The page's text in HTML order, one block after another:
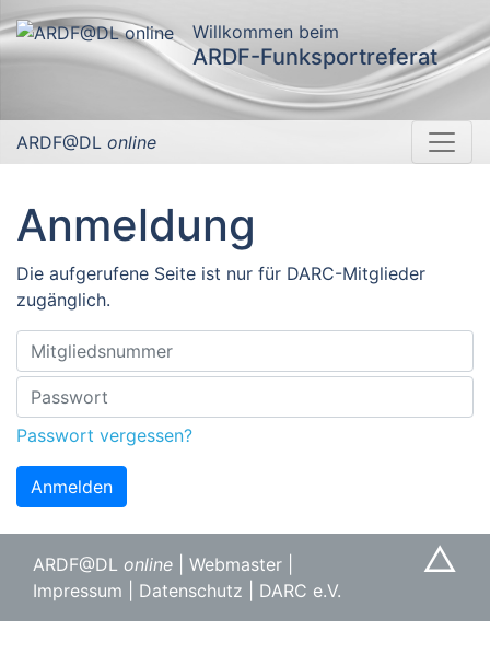
Willkommen beim
ARDF-Funksportreferat
ARDF@DL online
Anmeldung
Die aufgerufene Seite ist nur für DARC-Mitglieder
zugänglich.
Passwort vergessen?
Anmelden
△
ARDF@DL online Webmaster
Impressum
Datenschutz DARC e.V.